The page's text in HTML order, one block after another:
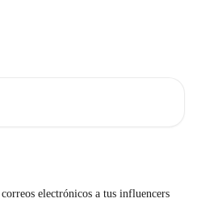
electrónicos a tus influencers